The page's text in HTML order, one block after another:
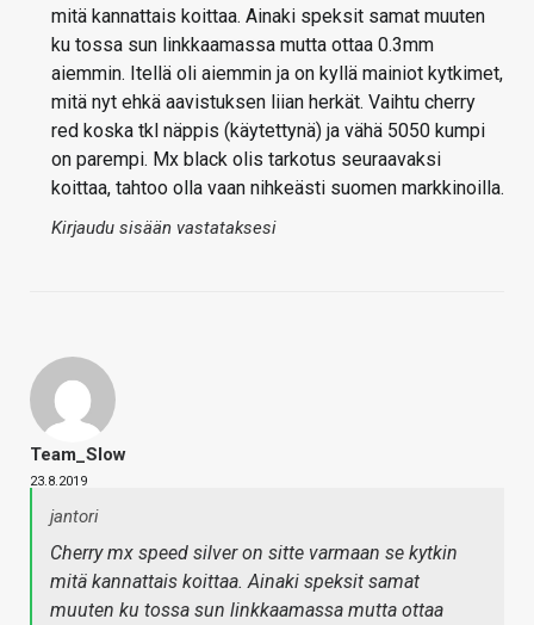
mitä kannattais koittaa. Ainaki speksit samat muuten
ku tossa sun linkkaamassa mutta ottaa 0.3mm
aiemmin. Itellä oli aiemmin ja on kyllä mainiot kytkimet,
mitä nyt ehkä aavistuksen liian herkät. Vaihtu cherry
red koska tkl näppis (käytettynä) ja vähä 5050 kumpi
on parempi. Mx black olis tarkotus seuraavaksi
koittaa, tahtoo olla vaan nihkeästi suomen markkinoilla.
Kirjaudu sisään vastataksesi
Team_Slow
23.8.2019
jantori
Cherry mx speed silver on sitte varmaan se kytkin
mitä kannattais koittaa. Ainaki speksit samat
muuten ku tossa sun linkkaamassa mutta ottaa